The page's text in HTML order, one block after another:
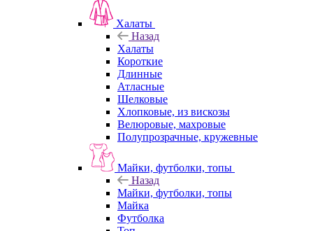
Халаты
Назад
Халаты
Короткие
Длинные
Атласные
Шелковые
Хлопковые, из вискозы
Велюровые, махровые
Полупрозрачные, кружевные
Майки, футболки, топы
Назад
Майки, футболки, топы
Майка
Футболка